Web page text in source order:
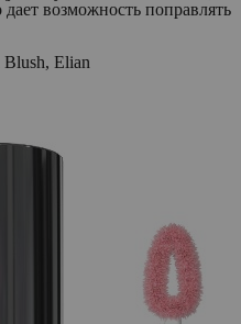
дает возможность поправлять
Elian